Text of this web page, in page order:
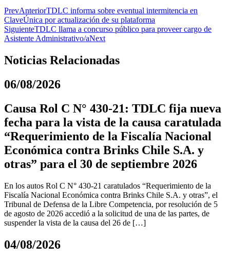
PrevAnteriorTDLC informa sobre eventual intermitencia en
ClaveÚnica por actualización de su plataforma
SiguienteTDLC llama a concurso público para proveer cargo de
Asistente Administrativo/aNext
Noticias Relacionadas
06/08/2026
Causa Rol C N° 430-21: TDLC fija nueva
fecha para la vista de la causa caratulada
“Requerimiento de la Fiscalía Nacional
Económica contra Brinks Chile S.A. y
otras” para el 30 de septiembre 2026
En los autos Rol C N° 430-21 caratulados “Requerimiento de la
Fiscalía Nacional Económica contra Brinks Chile S.A. y otras”, el
Tribunal de Defensa de la Libre Competencia, por resolución de 5
de agosto de 2026 accedió a la solicitud de una de las partes, de
suspender la vista de la causa del 26 de […]
04/08/2026